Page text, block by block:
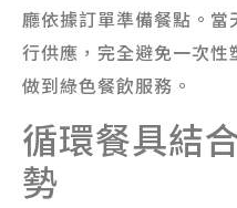
廳依據訂單準備餐點。
行供應，完全避免一次
做到綠色餐飲服務。
循環餐具結
勢